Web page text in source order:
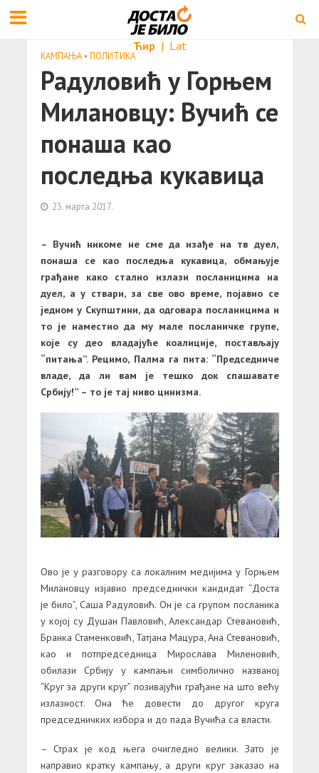
Ћир | Lat
КАМПАЊА • ПОЛИТИКА
Радуловић у Горњем
Милановцу: Вучић се
понаша као
последња кукавица
23. марта 2017.
– Вучић никоме не сме да изађе на тв дуел,
понаша се као последња кукавица, обмањује
грађане како стално излази посланицима на
дуел, а у ствари, за све ово време, појавио се
једном у Скупштини, да одговара посланицима и
то је наместио да му мале посланичке групе,
које су део владајуће коалиције, постављају
“питања”. Рецимо, Палма га пита: “Председниче
владе, да ли вам је тешко док спашавате
Србију!” – то је тај ниво цинизма.
Ово је у разговору са локалним медијима у Горњем
Милановцу изјавио председнички кандидат “Доста
је било”, Саша Радуловић. Он је са групом посланика
у којој су Душан Павловић, Александар Стевановић,
Бранка Стаменковић, Татјана Мацура, Ана Стевановић,
као и потпредседница Мирослава Миленовић,
обилази Србију у кампањи симболично названој
“Круг за други круг” позивајући грађане на што већу
излазност. Она ће довести до другог круга
председничких избора и до пада Вучића са власти.
– Страх је код њега очигледно велики. Зато је
направио кратку кампању, а други круг заказао на